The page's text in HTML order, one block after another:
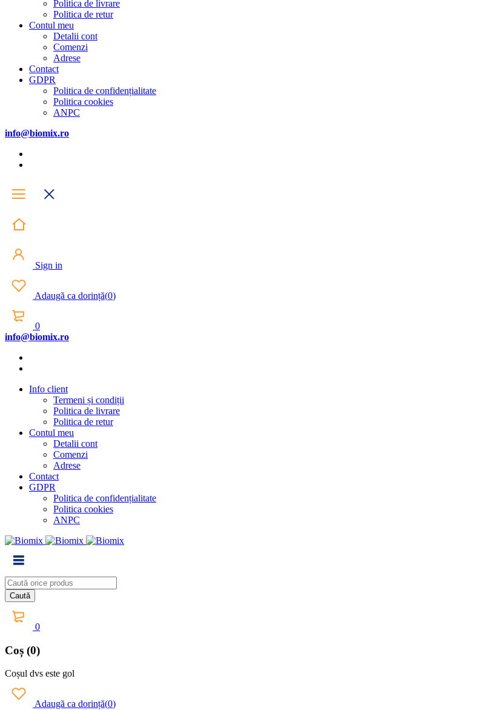
Politica de livrare
Politica de retur
Contul meu
Detalii cont
Comenzi
Adrese
Contact
GDPR
Politica de confidențialitate
Politica cookies
ANPC
info@biomix.ro
Sign in
Adaugă ca dorință(0)
0
info@biomix.ro
Info client
Termeni și condiții
Politica de livrare
Politica de retur
Contul meu
Detalii cont
Comenzi
Adrese
Contact
GDPR
Politica de confidențialitate
Politica cookies
ANPC
0
Coș (0)
Coșul dvs este gol
Adaugă ca dorință(0)